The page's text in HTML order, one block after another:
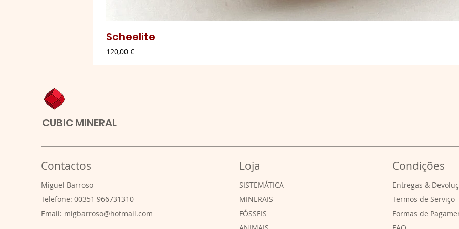
Scheelite
Preço
120,00 €
CUBIC MINERAL
Contactos
​Miguel Barroso
Telefone: 00351 966731310
Email: migbarroso@hotmail.com
Loja
SISTEMÁTICA
MINERAIS
FÓSSEIS
Condições
Entregas &
Termos de Serviço
Formas de